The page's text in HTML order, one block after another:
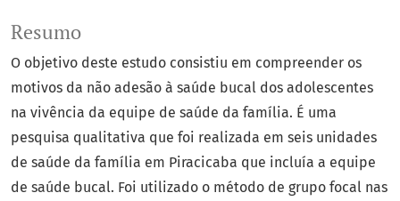
Resumo
O objetivo deste estudo consistiu em compreender os
motivos da não adesão à saúde bucal dos adolescentes
na vivência da equipe de saúde da família. É uma
pesquisa qualitativa que foi realizada em seis unidades
de saúde da família em Piracicaba que incluía a equipe
de saúde bucal. Foi utilizado o método de grupo focal nas